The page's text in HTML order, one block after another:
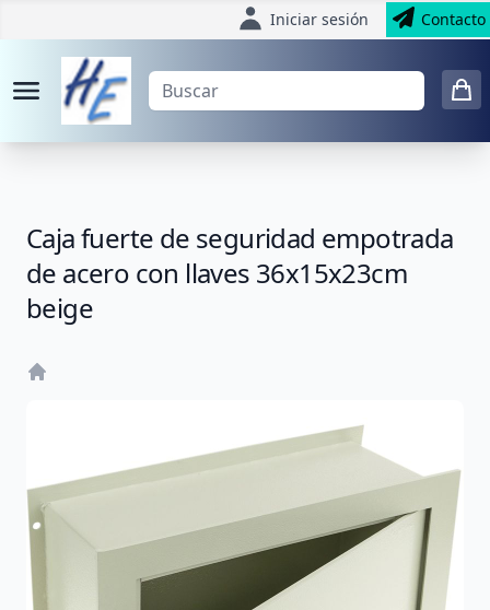
Iniciar sesión Contacto
Caja fuerte de seguridad empotrada
de acero con llaves 36x15x23cm
beige